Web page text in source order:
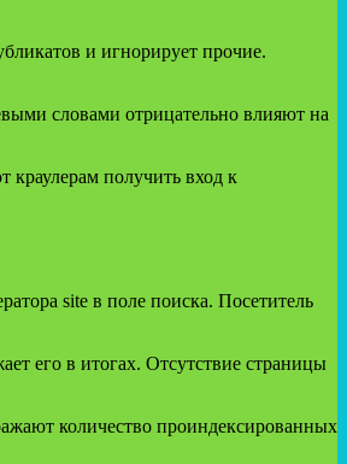
и игнорирует прочие.
словами отрицательно влияют на
краулерам получить вход к
site в поле поиска. Посетитель
его в итогах. Отсутствие страницы
количество проиндексированных